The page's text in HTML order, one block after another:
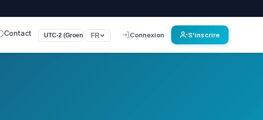
Contact UTC-2 (Groenland)
FR Connexion S'inscrire